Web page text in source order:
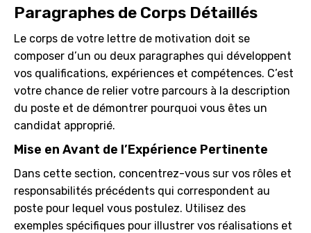
Paragraphes de Corps Détaillés
Le corps de votre lettre de motivation doit se
composer d’un ou deux paragraphes qui développent
vos qualifications, expériences et compétences. C’est
votre chance de relier votre parcours à la description
du poste et de démontrer pourquoi vous êtes un
candidat approprié.
Mise en Avant de l’Expérience Pertinente
Dans cette section, concentrez-vous sur vos rôles et
responsabilités précédents qui correspondent au
poste pour lequel vous postulez. Utilisez des
exemples spécifiques pour illustrer vos réalisations et